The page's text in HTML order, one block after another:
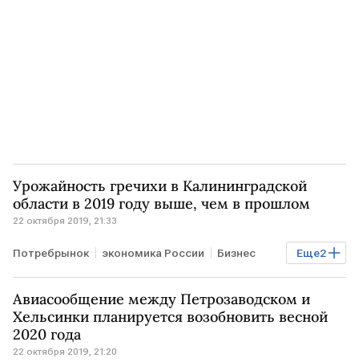
Урожайность гречихи в Калининградской
области в 2019 году выше, чем в прошлом
22 октября 2019, 21:33
Еще2
Потребрынок экономика России Бизнес
РОССИЯ гречиха
Авиасообщение между Петрозаводском и
Хельсинки планируется возобновить весной
2020 года
22 октября 2019, 21:20